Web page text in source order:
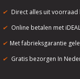
✔ Direct alles uit
✔ Online betalen met
✔ Met fabrieksgarantie
✔ Gratis bezorgen In